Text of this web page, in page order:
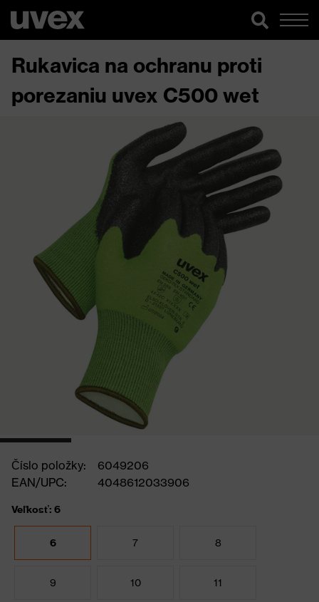
Rukavica na ochranu proti
porezaniu uvex C500 wet
Číslo položky:
6049206
EAN/UPC:
4048612033906
Veľkosť: 6
6 7 8
9 10 11